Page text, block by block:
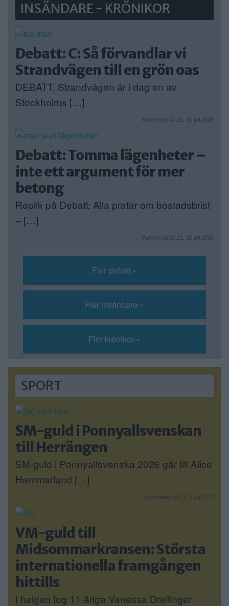
INSÄNDARE - KRÖNIKOR
Debatt: C: Så förvandlar vi
Strandvägen till en grön oas
DEBATT. Strandvägen är i dag en av
Stockholms […]
Publicerad 07:01, 31 juli 2026
Debatt: Tomma lägenheter –
inte ett argument för mer
betong
Replik på Debatt: Alla pratar om bostadsbrist
– […]
Publicerad 10:21, 29 juli 2026
Fler debatt »
Fler insändare »
Fler krönikor »
SPORT
SM-guld i Ponnyallsvenskan
till Herrängen
SM-guld i Ponnyallsvenska 2026 går till Alice
Hammarlund […]
Publicerad 08:17, 9 juli 2026
VM-guld till
Midsommarkransen: Största
internationella framgången
hittills
I helgen tog 11-åriga Vanessa Dreilinger